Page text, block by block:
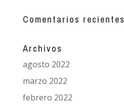
Comentarios recientes
Archivos
agosto 2022
marzo 2022
febrero 2022